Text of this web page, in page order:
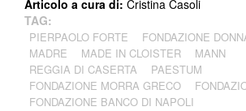
Articolo a cura di: Cristina Casoli
TAG:
PIERPAOLO FORTE
FONDAZIONE
MADRE
MADE IN CLOISTER
MANN
REGGIA DI CASERTA
PAESTUM
FONDAZIONE MORRA GRECO
FONDAZIONE BANCO DI NAPOLI